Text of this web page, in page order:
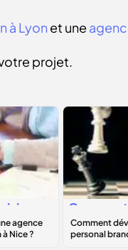
à Lyon et une
projet.
à
Comment
personal